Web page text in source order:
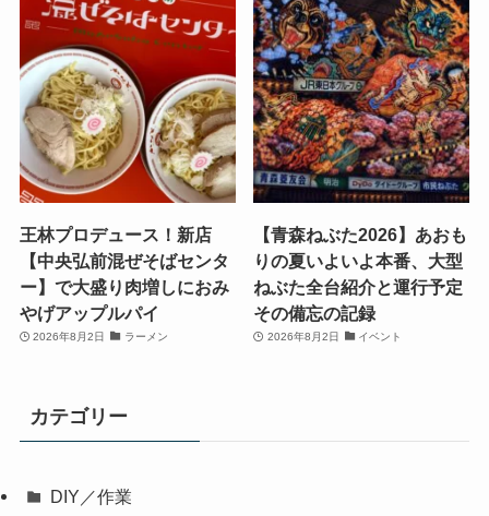
王林プロデュース！新店
【中央弘前混ぜそばセンタ
ー】で大盛り肉増しにおみ
やげアップルパイ
2026年8月2日 ラーメン
【青森ねぶた2026】あおも
りの夏いよいよ本番、大型
ねぶた全台紹介と運行予定
その備忘の記録
2026年8月2日 イベント
カテゴリー
DIY／作業